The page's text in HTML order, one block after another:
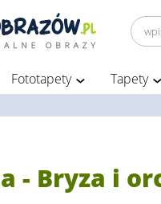
Fototapety Tapety
- Bryza i